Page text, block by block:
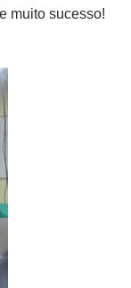
muito sucesso!